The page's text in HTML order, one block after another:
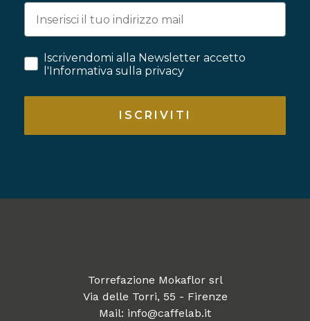
Iscrivendomi alla Newsletter accetto
l'Informativa sulla privacy
ISCRIVITI
Torrefazione Mokaflor srl
Via delle Torri, 55 - Firenze
Mail: info@caffelab.it